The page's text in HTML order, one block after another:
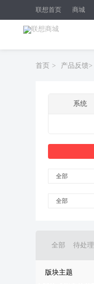
联想首页 商城
首页 > 产品反馈>
系统
全部
全部
全部 待处理
版块主题